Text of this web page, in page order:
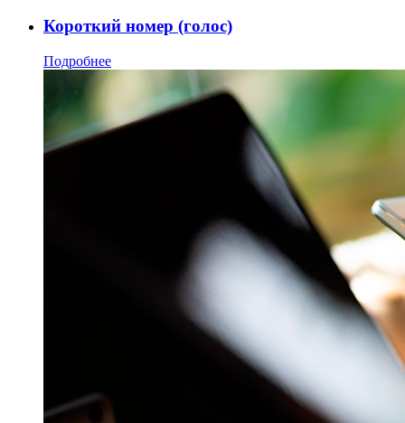
Короткий номер (голос)
Подробнее